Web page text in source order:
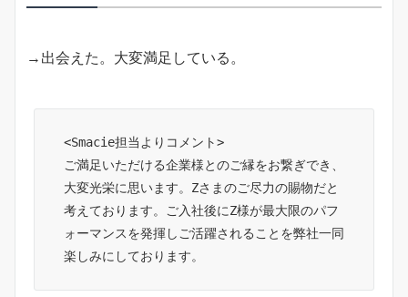
→出会えた。大変満足している。
<Smacie担当よりコメント>
ご満足いただける企業様とのご縁をお繋ぎでき、
大変光栄に思います。Zさまのご尽力の賜物だと
考えております。ご入社後にZ様が最大限のパフ
ォーマンスを発揮しご活躍されることを弊社一同
楽しみにしております。